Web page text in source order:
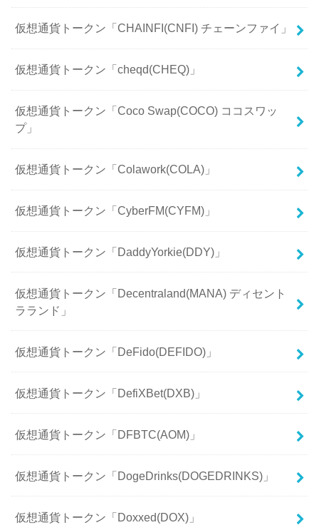
仮想通貨トークン「CHAINFI(CNFI) チェーンファイ」
仮想通貨トークン「cheqd(CHEQ)」
仮想通貨トークン「Coco Swap(COCO) ココスワッ
プ」
仮想通貨トークン「Colawork(COLA)」
仮想通貨トークン「CyberFM(CYFM)」
仮想通貨トークン「DaddyYorkie(DDY)」
仮想通貨トークン「Decentraland(MANA) ディセント
ラランド」
仮想通貨トークン「DeFido(DEFIDO)」
仮想通貨トークン「DefiXBet(DXB)」
仮想通貨トークン「DFBTC(AOM)」
仮想通貨トークン「DogeDrinks(DOGEDRINKS)」
仮想通貨トークン「Doxxed(DOX)」